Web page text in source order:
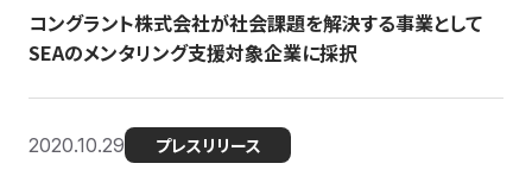
コングラント株式会社が社会課題を解決する事業として
SEAのメンタリング支援対象企業に採択
2020.10.29 プレスリリース